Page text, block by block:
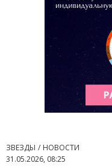
ЗВЕЗДЫ
НОВОСТИ
31.05.2026, 08:25